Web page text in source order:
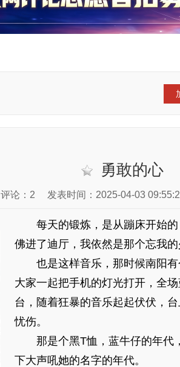
勇敢的心
评论：2 发表时间：2025-04-03
每天的锻炼，是从蹦床开始的
佛进了迪厅，我依然是那个忘我的
也是这样音乐，那时候南阳有
大家一起把手机的灯光打开，全
台，随着狂暴的音乐起起伏伏，
忧伤。
那是个黑T恤，蓝牛仔的年代
下大声吼她的名字的年代。